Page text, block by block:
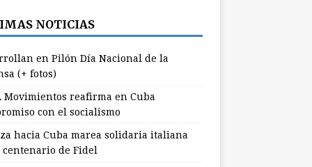
NOTICIAS
en Pilón Día Nacional de la
(+ fotos)
Movimientos reafirma en Cuba
con el socialismo
hacia Cuba marea solidaria italiana
centenario de Fidel